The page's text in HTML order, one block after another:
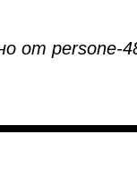
от persone-